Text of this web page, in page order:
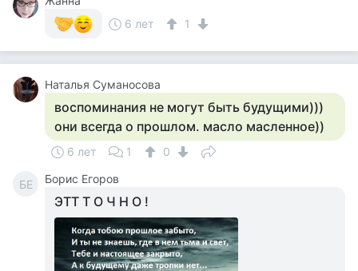
6 лет
1
Наталья Суманосова
воспоминания не могут быть будущими)))
они всегда о прошлом. масло масленное))
6 лет 1 0
БЕ Борис Егоров
ЭТТ Т О Ч Н О !